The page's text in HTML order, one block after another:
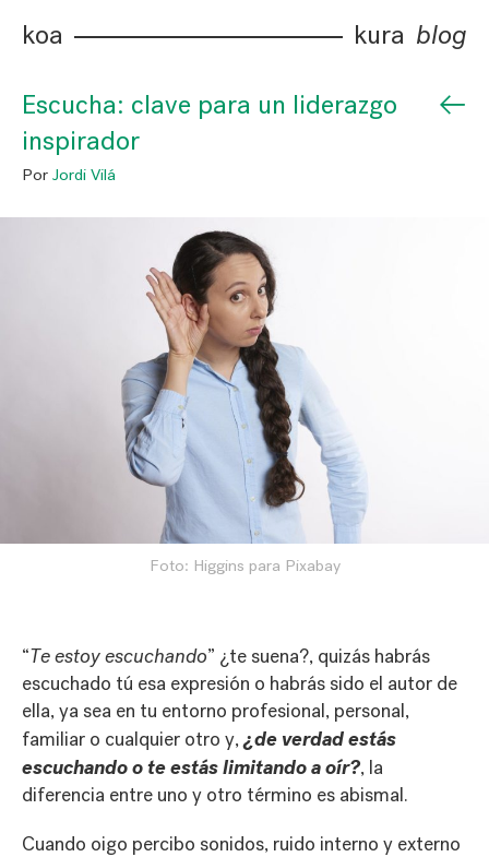
koa kura blog
Escucha: clave para un liderazgo
inspirador
←
Por Jordi Vilá
Foto: Higgins para Pixabay
“Te estoy escuchando” ¿te suena?, quizás habrás
escuchado tú esa expresión o habrás sido el autor de
ella, ya sea en tu entorno profesional, personal,
familiar o cualquier otro y,¿de verdad estás
escuchando o te estás limitando a oír?, la
diferencia entre uno y otro término es abismal.
Cuando oigo percibo sonidos, ruido interno y externo